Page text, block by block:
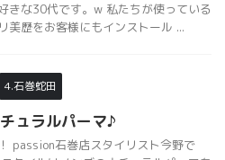
きな30代です。w 私たちが使っている
美歴をお客様にもインストール ...
4.石巻蛇田
ュラルパーマ♪
passion石巻店スタイリスト今野で